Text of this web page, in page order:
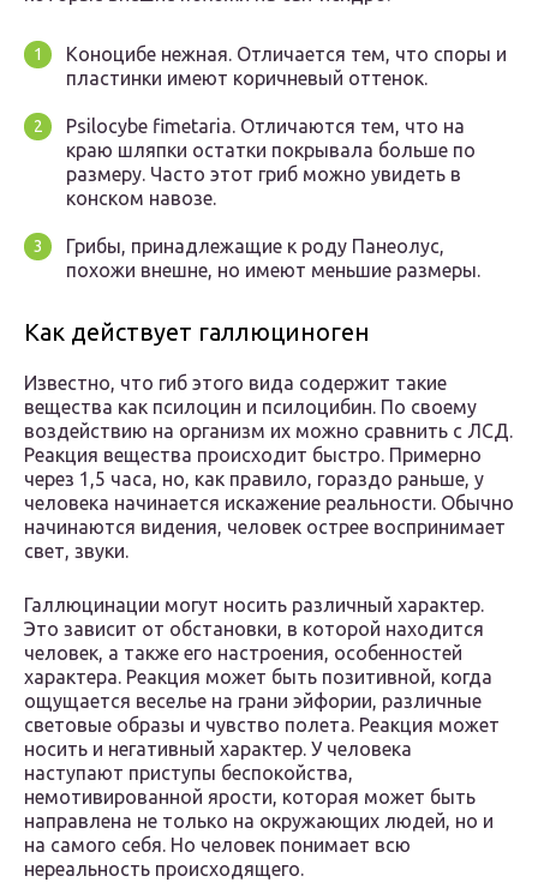
Коноцибе нежная. Отличается тем, что споры и
пластинки имеют коричневый оттенок.
Psilocybe fimetaria. Отличаются тем, что на
краю шляпки остатки покрывала больше по
размеру. Часто этот гриб можно увидеть в
конском навозе.
Грибы, принадлежащие к роду Панеолус,
похожи внешне, но имеют меньшие размеры.
Как действует галлюциноген
Известно, что гиб этого вида содержит такие
вещества как псилоцин и псилоцибин. По своему
воздействию на организм их можно сравнить с ЛСД.
Реакция вещества происходит быстро. Примерно
через 1,5 часа, но, как правило, гораздо раньше, у
человека начинается искажение реальности. Обычно
начинаются видения, человек острее воспринимает
свет, звуки.
Галлюцинации могут носить различный характер.
Это зависит от обстановки, в которой находится
человек, а также его настроения, особенностей
характера. Реакция может быть позитивной, когда
ощущается веселье на грани эйфории, различные
световые образы и чувство полета. Реакция может
носить и негативный характер. У человека
наступают приступы беспокойства,
немотивированной ярости, которая может быть
направлена не только на окружающих людей, но и
на самого себя. Но человек понимает всю
нереальность происходящего.